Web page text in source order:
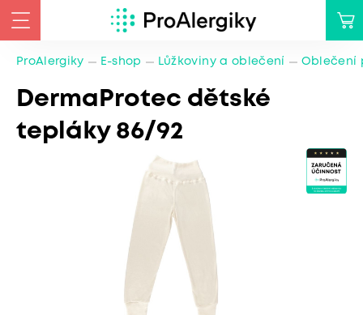
ProAlergiky E-shop Lůžkoviny a oblečení Oblečení
DermaProtec dětské
tepláky 86/92